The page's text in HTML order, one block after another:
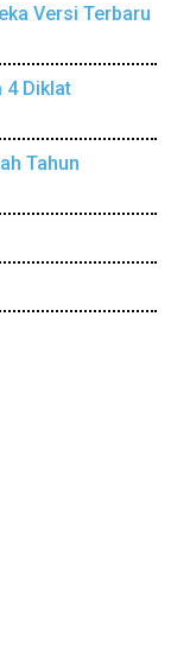
Versi Terbaru
4 Diklat
Tahun